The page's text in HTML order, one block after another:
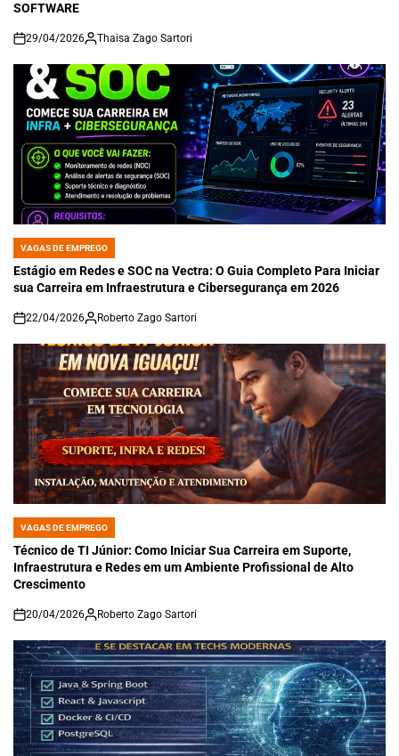
SOFTWARE
on
29/04/2026 Thaisa Zago Sartori
POSTED
IN
VAGAS DE EMPREGO
Estágio em Redes e SOC na Vectra: O Guia Completo Para Iniciar
sua Carreira em Infraestrutura e Cibersegurança em 2026
on
22/04/2026 Roberto Zago Sartori
POSTED
IN
VAGAS DE EMPREGO
Técnico de TI Júnior: Como Iniciar Sua Carreira em Suporte,
Infraestrutura e Redes em um Ambiente Profissional de Alto
Crescimento
on
20/04/2026 Roberto Zago Sartori